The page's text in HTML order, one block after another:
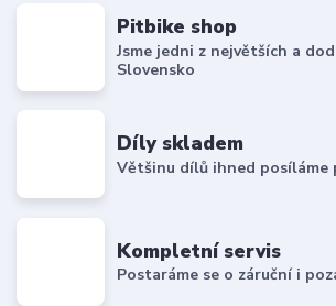
Pitbike shop
Jsme jedni z největších a
Slovensko
Díly skladem
Většinu dílů ihned posíláme
Kompletní servis
Postaráme se o záruční i